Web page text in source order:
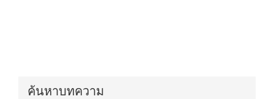
ค้นหาบทความ